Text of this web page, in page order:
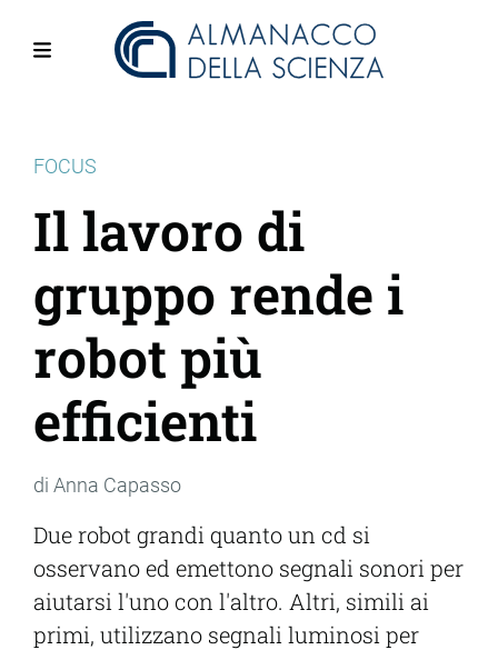
FOCUS
Il lavoro di
gruppo rende i
robot più
efficienti
di Anna Capasso
Due robot grandi quanto un cd si
osservano ed emettono segnali sonori per
aiutarsi l'uno con l'altro. Altri, simili ai
primi, utilizzano segnali luminosi per